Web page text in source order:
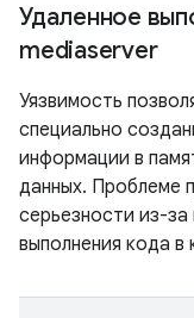
Удаленное
mediaserver
Уязвимость
специально
информации в
данных. Проблеме
серьезности из-
выполнения кода в